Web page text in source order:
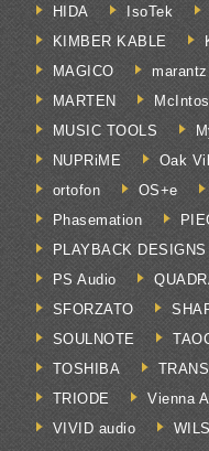
HIDA
IsoTek
KIMBER KABLE
MAGICO
marantz
MARTEN
MUSIC TOOLS
NUPRiME
Oak
ortofon
OS+e
Phasemation
PLAYBACK DESIGNS
PS Audio
SFORZATO
SOULNOTE
TOSHIBA
TRIODE
Vienna
VIVID audio